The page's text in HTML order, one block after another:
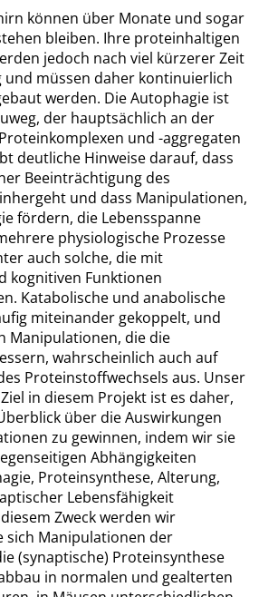
können über Monate und sogar
bleiben. Ihre proteinhaltigen
jedoch nach viel kürzerer Zeit
müssen daher kontinuierlich
werden. Die Autophagie ist
der hauptsächlich an der
und -aggregaten
deutliche Hinweise darauf, dass
Beeinträchtigung des
und dass Manipulationen,
fördern, die Lebensspanne
physiologische Prozesse
auch solche, die mit
kognitiven Funktionen
Katabolische und anabolische
miteinander gekoppelt, und
Manipulationen, die die
wahrscheinlich auch auf
Proteinstoffwechsels aus. Unser
in diesem Projekt ist es daher,
über die Auswirkungen
zu gewinnen, indem wir sie
Abhängigkeiten
Proteinsynthese, Alterung,
Lebensfähigkeit
Zweck werden wir
sich Manipulationen der
(synaptische) Proteinsynthese
in normalen und gealterten